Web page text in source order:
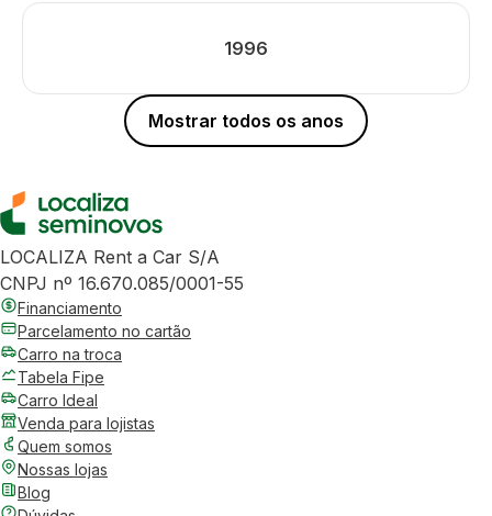
1996
Mostrar todos os anos
LOCALIZA Rent a Car S/A
CNPJ nº 16.670.085/0001-55
Financiamento
Parcelamento no cartão
Carro na troca
Tabela Fipe
Carro Ideal
Venda para lojistas
Quem somos
Nossas lojas
Blog